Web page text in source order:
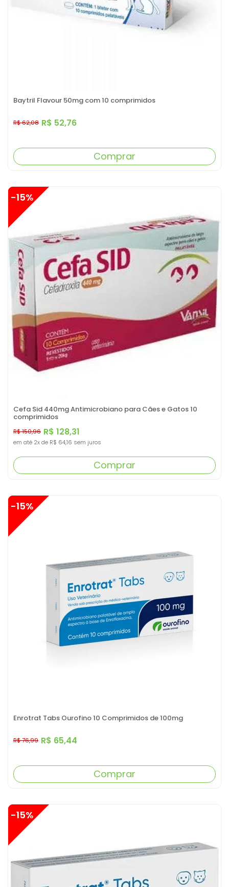
Baytril Flavour 50mg com 10 comprimidos
R$ 52,76
R$ 62,08
Comprar
Cefa Sid 440mg Antimicrobiano para Cães e Gatos 10
comprimidos
R$ 128,31
R$ 150,96
-15%
em até 2x de R$ 64,16 sem juros
Comprar
Enrotrat Tabs Ourofino 10 Comprimidos de 100mg
R$ 65,44
R$ 76,99
-15%
Comprar
-15%